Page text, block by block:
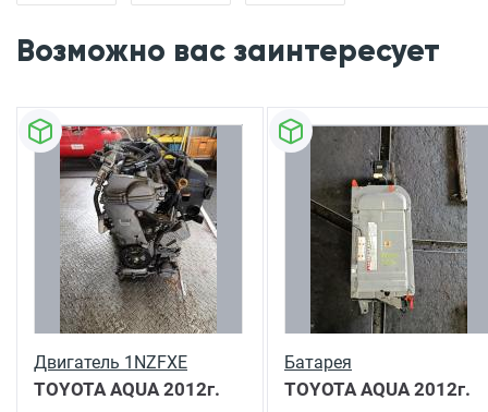
Возможно вас заинтересует
Двигатель 1NZFXE
TOYOTA AQUA2012г.
Батарея
TOYOTA AQUA2012г.